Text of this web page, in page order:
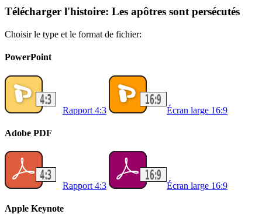
Télécharger l'histoire: Les apôtres sont persécutés
Choisir le type et le format de fichier:
PowerPoint
Rapport 4:3 Écran large 16:9
Adobe PDF
Rapport 4:3 Écran large 16:9
Apple Keynote